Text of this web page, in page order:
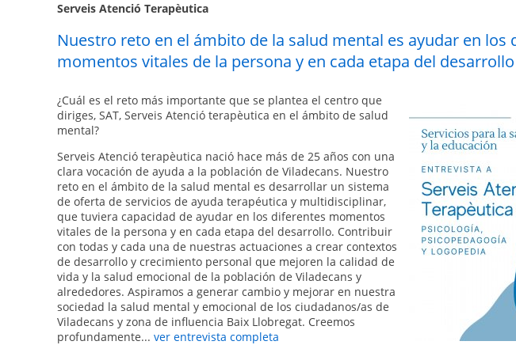
Serveis Atenció Terapèutica
Nuestro reto en el ámbito de la salud mental es ayudar en los
momentos vitales de la persona y en cada etapa del desarrollo
¿Cuál es el reto más importante que se plantea el centro que
diriges, SAT, Serveis Atenció terapèutica en el ámbito de salud
mental?
Serveis Atenció terapèutica nació hace más de 25 años con una
clara vocación de ayuda a la población de Viladecans. Nuestro
reto en el ámbito de la salud mental es desarrollar un sistema
de oferta de servicios de ayuda terapéutica y multidisciplinar,
que tuviera capacidad de ayudar en los diferentes momentos
vitales de la persona y en cada etapa del desarrollo. Contribuir
con todas y cada una de nuestras actuaciones a crear contextos
de desarrollo y crecimiento personal que mejoren la calidad de
vida y la salud emocional de la población de Viladecans y
alrededores. Aspiramos a generar cambio y mejorar en nuestra
sociedad la salud mental y emocional de los ciudadanos/as de
Viladecans y zona de influencia Baix Llobregat. Creemos
profundamente... ver entrevista completa